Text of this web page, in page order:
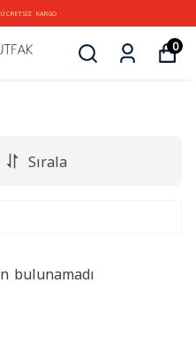
KARGO
0
Sırala
bulunamadı